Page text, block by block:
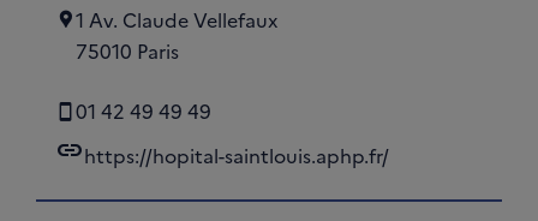
1 Av. Claude Vellefaux
75010 Paris
01 42 49 49 49
linkhttps://hopital-saintlouis.aphp.fr/